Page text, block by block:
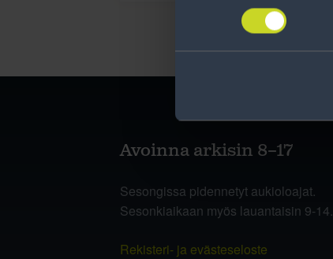
Avoinna arkisin 8–17
Sesongissa pidennetyt aukioloajat.
Sesonkiaikaan myös lauantaisin 9-14.
Rekisteri- ja evästeseloste